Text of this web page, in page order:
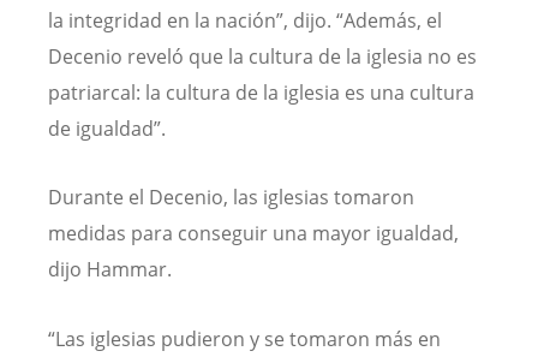
la integridad en la nación”, dijo. “Además, el
Decenio reveló que la cultura de la iglesia no es
patriarcal: la cultura de la iglesia es una cultura
de igualdad”.
Durante el Decenio, las iglesias tomaron
medidas para conseguir una mayor igualdad,
dijo Hammar.
“Las iglesias pudieron y se tomaron más en